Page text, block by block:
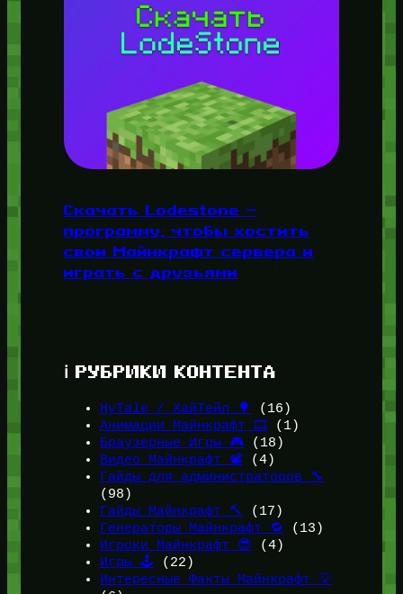
Скачать Lodestone —
программу, чтобы хостить
свои Майнкрафт сервера и
играть с друзьями
ℹ️ РУБРИКИ КОНТЕНТА
HyTale / ХайТейл 🌳
(16)
Анимации Майнкрафт 🎞️(1)
Браузерные Игры 🎮(18)
Видео Майнкрафт 📽️ (4)
Гайды для администраторов 🔧
(98)
Гайды Майнкрафт 🔨
(17)
Генераторы Майнкрафт 🔁
(13)
Игроки Майнкрафт 😎 (4)
Игры 🕹️ (22)
Интересные Факты Майнкрафт 💡